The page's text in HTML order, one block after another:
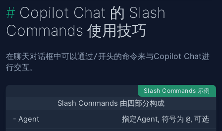
Copilot Chat 的 Slash
Commands 使用技巧
在聊天对话框中可以通过/开头的命令来与Copilot Chat进
行交互。
Slash Commands 示例
Slash Commands 由四部分构成
- Agent
指定Agent, 符号为 @, 可选